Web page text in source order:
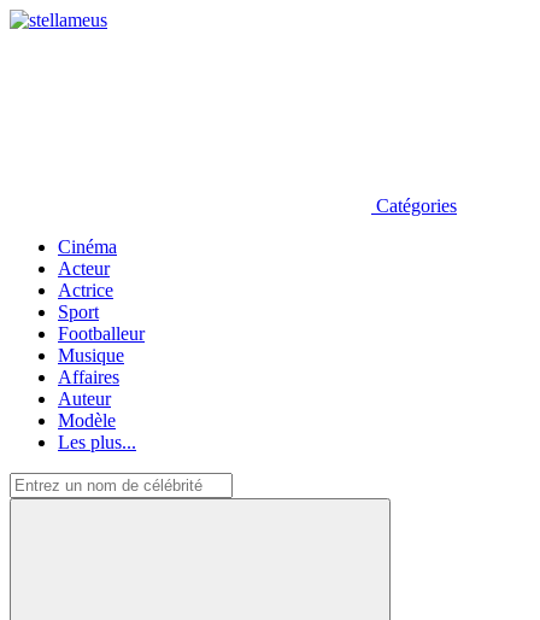
Catégories
Cinéma
Acteur
Actrice
Sport
Footballeur
Musique
Affaires
Auteur
Modèle
Les plus...